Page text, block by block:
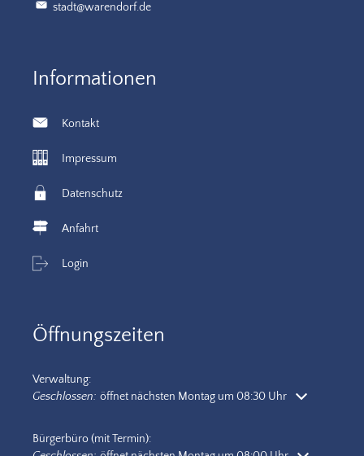
stadt@warendorf.de
Informationen
Kontakt
Impressum
Datenschutz
Anfahrt
Login
Öffnungszeiten
Verwaltung:
Klicken, um weitere Öffnungs- oder Schließzeiten auszublenden
Geschlossen: öffnet nächsten Montag um 08:30 Uhr
Bürgerbüro (mit Termin):